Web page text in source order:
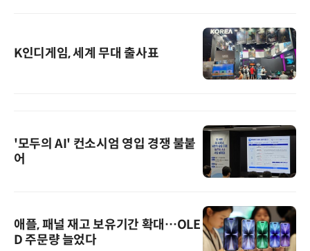
K인디게임, 세계 무대 출사표
'모두의 AI' 컨소시엄 영입 경쟁 불붙
어
애플, 패널 재고 보유기간 확대…OLE
D 주문량 늘었다